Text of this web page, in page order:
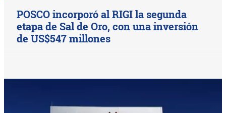
POSCO incorporó al RIGI la segunda
etapa de Sal de Oro, con una inversión
de US$547 millones